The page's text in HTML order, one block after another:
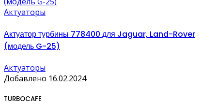
Актуаторы
Актуатор турбины 778400 для Jaguar, Land-Rover
(модель G-25)
Актуаторы
Добавлено 16.02.2024
TURBOCAFE